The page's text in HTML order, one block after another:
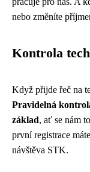
nebo změníte
Kontrola
Když přijde řeč na
Pravidelná
základ, ať se nám
první registrace
návštěva STK.